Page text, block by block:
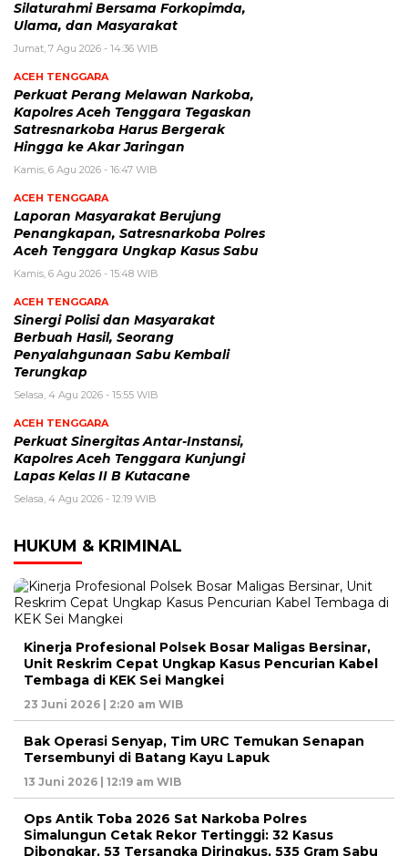
Silaturahmi Bersama Forkopimda,
Ulama, dan Masyarakat
Jumat, 7 Agu 2026 - 14:36 WIB
ACEH TENGGARA
Perkuat Perang Melawan Narkoba,
Kapolres Aceh Tenggara Tegaskan
Satresnarkoba Harus Bergerak
Hingga ke Akar Jaringan
Kamis, 6 Agu 2026 - 16:47 WIB
ACEH TENGGARA
Laporan Masyarakat Berujung
Penangkapan, Satresnarkoba Polres
Aceh Tenggara Ungkap Kasus Sabu
Kamis, 6 Agu 2026 - 15:48 WIB
ACEH TENGGARA
Sinergi Polisi dan Masyarakat
Berbuah Hasil, Seorang
Penyalahgunaan Sabu Kembali
Terungkap
Selasa, 4 Agu 2026 - 15:55 WIB
ACEH TENGGARA
Perkuat Sinergitas Antar-Instansi,
Kapolres Aceh Tenggara Kunjungi
Lapas Kelas II B Kutacane
Selasa, 4 Agu 2026 - 12:19 WIB
HUKUM & KRIMINAL
Kinerja Profesional Polsek Bosar Maligas Bersinar,
Unit Reskrim Cepat Ungkap Kasus Pencurian Kabel
Tembaga di KEK Sei Mangkei
23 Juni 2026 | 2:20 am WIB
Bak Operasi Senyap, Tim URC Temukan Senapan
Tersembunyi di Batang Kayu Lapuk
13 Juni 2026 | 12:19 am WIB
Ops Antik Toba 2026 Sat Narkoba Polres
Simalungun Cetak Rekor Tertinggi: 32 Kasus
Dibongkar, 53 Tersangka Diringkus, 535 Gram Sabu